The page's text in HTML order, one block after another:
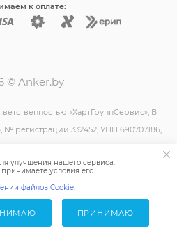
к оплате:
© Anker.by
«ХартГруппСервис», В
№ регистрации 332452, УНП 690707186,
anker.by, юр.адрес: 223043,
Большевик, Административное здание
«Дзержинский», каб.9 E-mail:
офис Ул. Монтажников, 9 пн-пт 08:30 -
улучшения нашего сервиса.
условия его
файлов Cookie.
ПРИНИМАЮ